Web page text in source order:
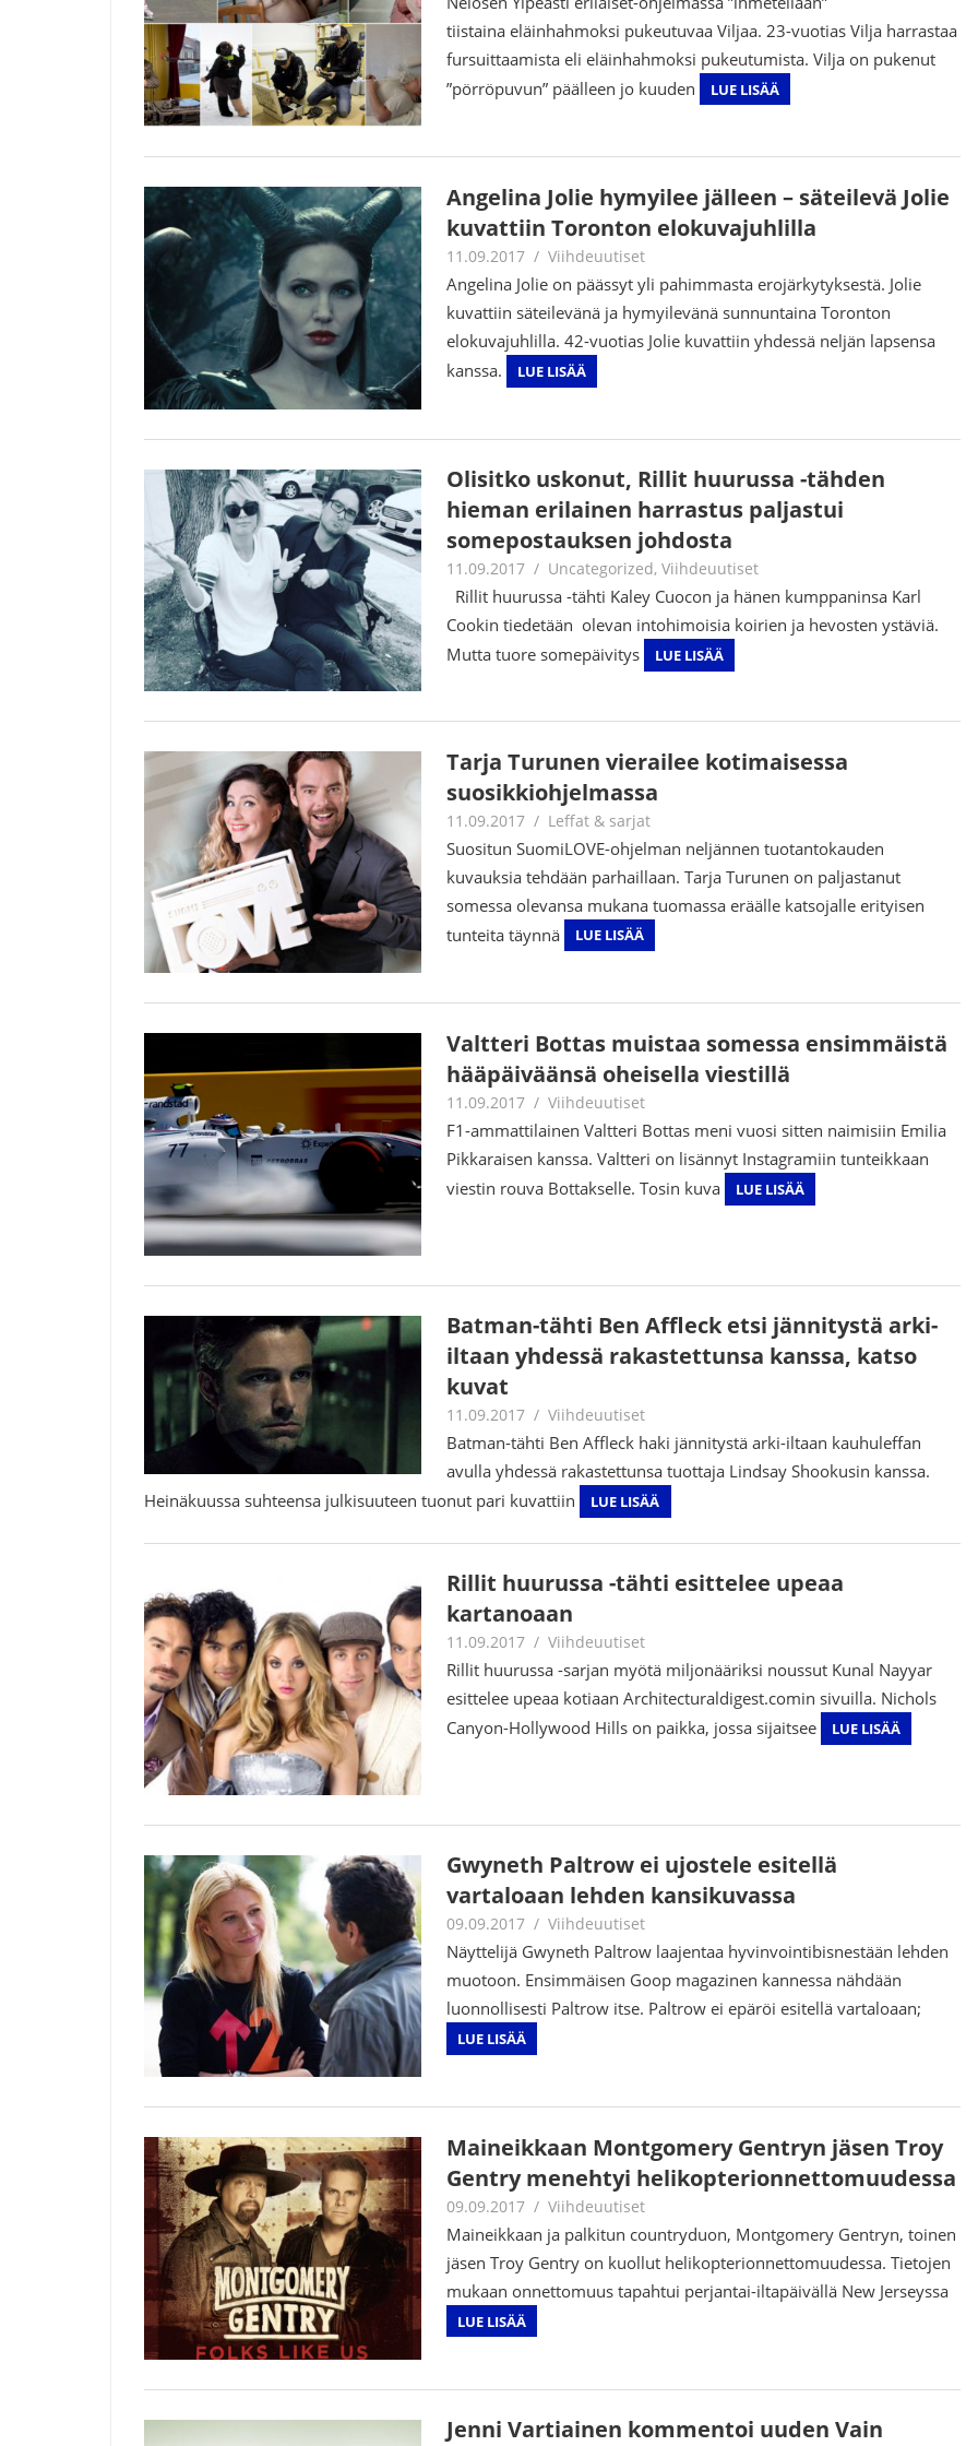
tiistaina eläinhahmoksi pukeutuvaa Viljaa. 23-vuotias Vilja harrastaa
fursuittaamista eli eläinhahmoksi pukeutumista. Vilja on pukenut
”pörröpuvun” päälleen jo kuuden
LUE LISÄÄ
Angelina Jolie hymyilee jälleen – säteilevä Jolie
kuvattiin Toronton elokuvajuhlilla
11.09.2017 Juha Kaunisto
Viihdeuutiset
Angelina Jolie on päässyt yli pahimmasta erojärkytyksestä. Jolie
kuvattiin säteilevänä ja hymyilevänä sunnuntaina Toronton
elokuvajuhlilla. 42-vuotias Jolie kuvattiin yhdessä neljän lapsensa
kanssa.
LUE LISÄÄ
Olisitko uskonut, Rillit huurussa -tähden
hieman erilainen harrastus paljastui
somepostauksen johdosta
11.09.2017 Juha Kaunisto
Uncategorized,Viihdeuutiset
Rillit huurussa -tähti Kaley Cuocon ja hänen kumppaninsa Karl
Cookin tiedetään olevan intohimoisia koirien ja hevosten ystäviä.
Mutta tuore somepäivitys
LUE LISÄÄ
Tarja Turunen vierailee kotimaisessa
suosikkiohjelmassa
11.09.2017 Juha Kaunisto
Leffat & sarjat
Suositun SuomiLOVE-ohjelman neljännen tuotantokauden
kuvauksia tehdään parhaillaan. Tarja Turunen on paljastanut
somessa olevansa mukana tuomassa eräälle katsojalle erityisen
tunteita täynnä
LUE LISÄÄ
Valtteri Bottas muistaa somessa ensimmäistä
hääpäiväänsä oheisella viestillä
11.09.2017 Juha Kaunisto
Viihdeuutiset
F1-ammattilainen Valtteri Bottas meni vuosi sitten naimisiin Emilia
Pikkaraisen kanssa. Valtteri on lisännyt Instagramiin tunteikkaan
viestin rouva Bottakselle. Tosin kuva
LUE LISÄÄ
Batman-tähti Ben Affleck etsi jännitystä arki-
iltaan yhdessä rakastettunsa kanssa, katso
kuvat
11.09.2017 Juha Kaunisto
Viihdeuutiset
Batman-tähti Ben Affleck haki jännitystä arki-iltaan kauhuleffan
avulla yhdessä rakastettunsa tuottaja Lindsay Shookusin kanssa.
Heinäkuussa suhteensa julkisuuteen tuonut pari kuvattiin
LUE LISÄÄ
Rillit huurussa -tähti esittelee upeaa
kartanoaan
11.09.2017 Juha Kaunisto
Viihdeuutiset
Rillit huurussa -sarjan myötä miljonääriksi noussut Kunal Nayyar
esittelee upeaa kotiaan Architecturaldigest.comin sivuilla. Nichols
Canyon-Hollywood Hills on paikka, jossa sijaitsee
LUE LISÄÄ
Gwyneth Paltrow ei ujostele esitellä
vartaloaan lehden kansikuvassa
09.09.2017 Juha Kaunisto
Viihdeuutiset
Näyttelijä Gwyneth Paltrow laajentaa hyvinvointibisnestään lehden
muotoon. Ensimmäisen Goop magazinen kannessa nähdään
luonnollisesti Paltrow itse. Paltrow ei epäröi esitellä vartaloaan;
LUE LISÄÄ
Maineikkaan Montgomery Gentryn jäsen Troy
Gentry menehtyi helikopterionnettomuudessa
09.09.2017 Juha Kaunisto
Viihdeuutiset
Maineikkaan ja palkitun countryduon, Montgomery Gentryn, toinen
jäsen Troy Gentry on kuollut helikopterionnettomuudessa. Tietojen
mukaan onnettomuus tapahtui perjantai-iltapäivällä New Jerseyssa
LUE LISÄÄ
Jenni Vartiainen kommentoi uuden Vain